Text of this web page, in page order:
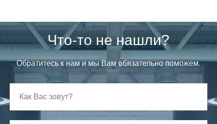
Что-то не нашли?
Обратитесь к нам и мы Вам обязательно поможем.